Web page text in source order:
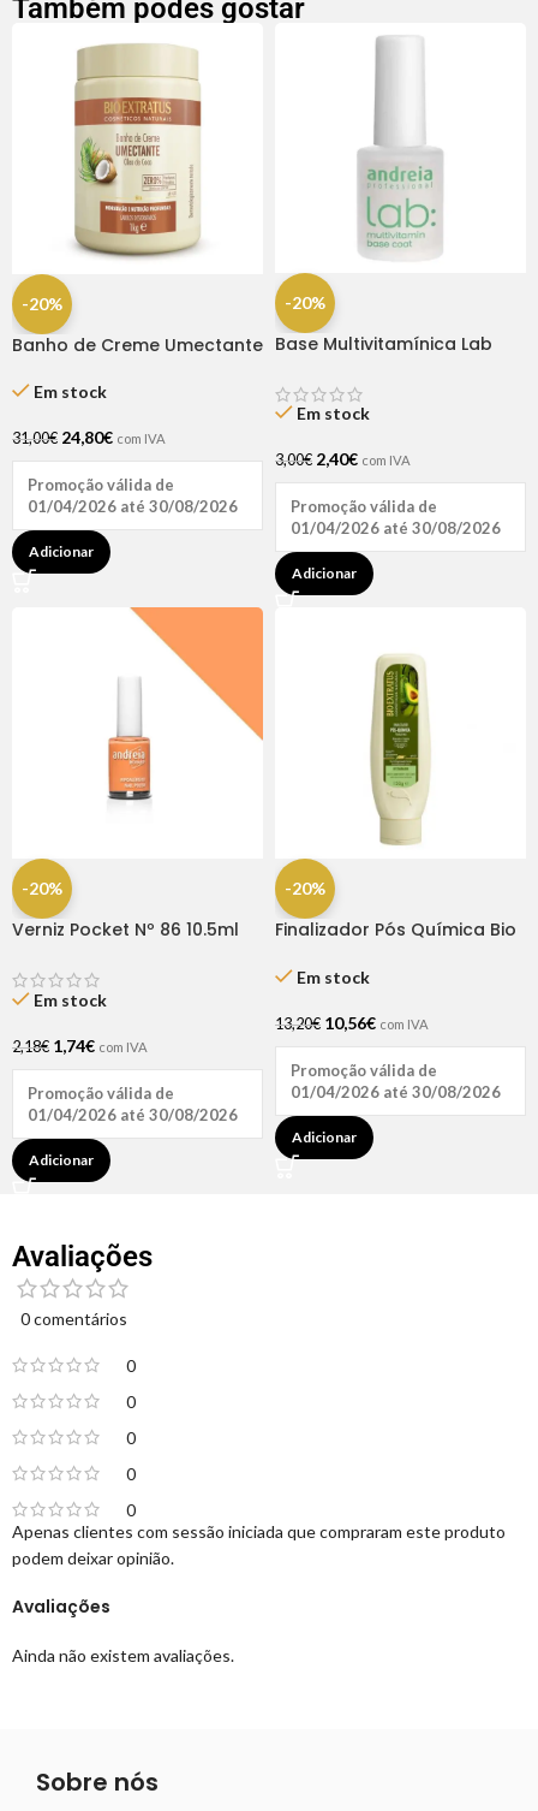
Também podes gostar
-20%
Banho de Creme Umectante
Em stock
31,00€ 24,80€ com IVA
Promoção válida de
01/04/2026 até 30/08/2026
Adicionar
-20%
Base Multivitamínica Lab
Em stock
3,00€ 2,40€ com IVA
Promoção válida de
01/04/2026 até 30/08/2026
Adicionar
-20%
Verniz Pocket Nº 86 10.5ml
Em stock
2,18€ 1,74€ com IVA
Promoção válida de
01/04/2026 até 30/08/2026
Adicionar
-20%
Finalizador Pós Química Bio
Em stock
13,20€ 10,56€ com IVA
Promoção válida de
01/04/2026 até 30/08/2026
Adicionar
Avaliações
0 comentários
0
0
0
0
0
Avaliações
Ainda não existem avaliações.
Apenas clientes com sessão iniciada que compraram este produto
podem deixar opinião.
Sobre nós